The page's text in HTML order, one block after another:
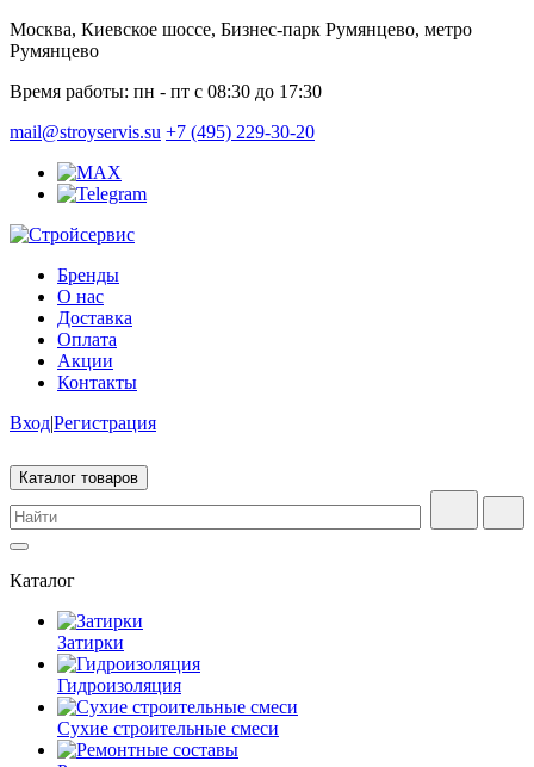
Москва, Киевское шоссе, Бизнес-парк Румянцево, метро
Румянцево
Время работы: пн - пт с 08:30 до 17:30
mail@stroyservis.su +7 (495) 229-30-20
Бренды
О нас
Доставка
Оплата
Акции
Контакты
Вход|Регистрация
Каталог товаров
Каталог
Затирки
Гидроизоляция
Сухие строительные смеси